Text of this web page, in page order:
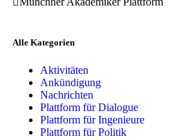
Alle Kategorien
Aktivitäten
Ankündigung
Nachrichten
Plattform für Dialogue
Plattform für Ingenieure
Plattform für Politik